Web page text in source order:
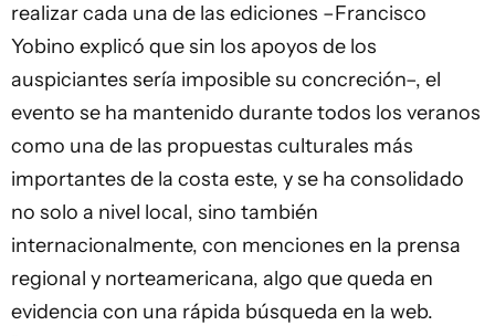
realizar cada una de las ediciones –Francisco
Yobino explicó que sin los apoyos de los
auspiciantes sería imposible su concreción–, el
evento se ha mantenido durante todos los veranos
como una de las propuestas culturales más
importantes de la costa este, y se ha consolidado
no solo a nivel local, sino también
internacionalmente, con menciones en la prensa
regional y norteamericana, algo que queda en
evidencia con una rápida búsqueda en la web.